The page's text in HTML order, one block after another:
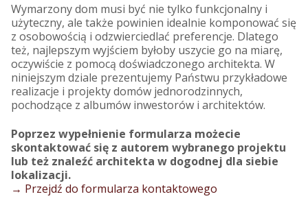
Wymarzony dom musi być nie tylko funkcjonalny i
użyteczny, ale także powinien idealnie komponować się
z osobowością i odzwierciedlać preferencje. Dlatego
też, najlepszym wyjściem byłoby uszycie go na miarę,
oczywiście z pomocą doświadczonego architekta. W
niniejszym dziale prezentujemy Państwu przykładowe
realizacje i projekty domów jednorodzinnych,
pochodzące z albumów inwestorów i architektów.
Poprzez wypełnienie formularza możecie
skontaktować się z autorem wybranego projektu
lub też znaleźć architekta w dogodnej dla siebie
lokalizacji.
→ Przejdź do formularza kontaktowego